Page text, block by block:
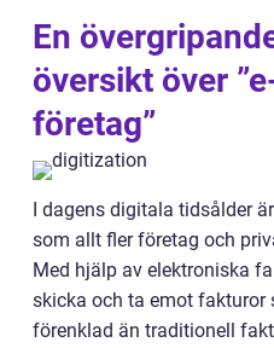
En
översikt över
företag”
I dagens digitala tidsålder
som allt fler företag och
Med hjälp av elektroniska
skicka och ta emot fakturor
förenklad än traditionell